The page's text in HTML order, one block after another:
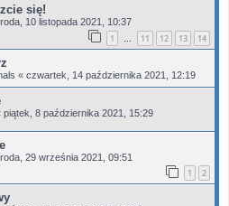
się!
10 listopada 2021, 10:37
1 … 11 12 13 14
« czwartek, 14 października 2021, 12:19
piątek, 8 października 2021, 15:29
29 września 2021, 09:51
1 2